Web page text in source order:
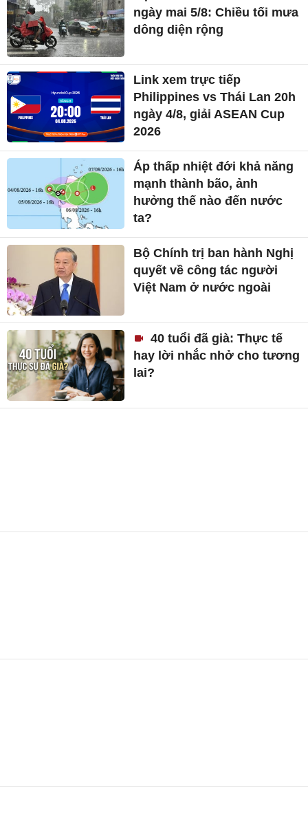
ngày mai 5/8: Chiều tối mưa
dông diện rộng
Link xem trực tiếp
Philippines vs Thái Lan 20h
ngày 4/8, giải ASEAN Cup
2026
Áp thấp nhiệt đới khả năng
mạnh thành bão, ảnh
hưởng thế nào đến nước
ta?
Bộ Chính trị ban hành Nghị
quyết về công tác người
Việt Nam ở nước ngoài
40 tuổi đã già: Thực tế
hay lời nhắc nhở cho tương
lai?